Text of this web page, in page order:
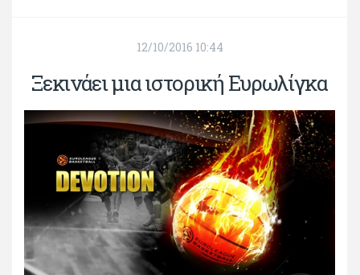
12/10/2016 10:44
Ξεκινάει μια ιστορική Ευρωλίγκα